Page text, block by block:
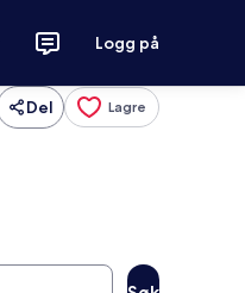
Logg på
Del Lagre